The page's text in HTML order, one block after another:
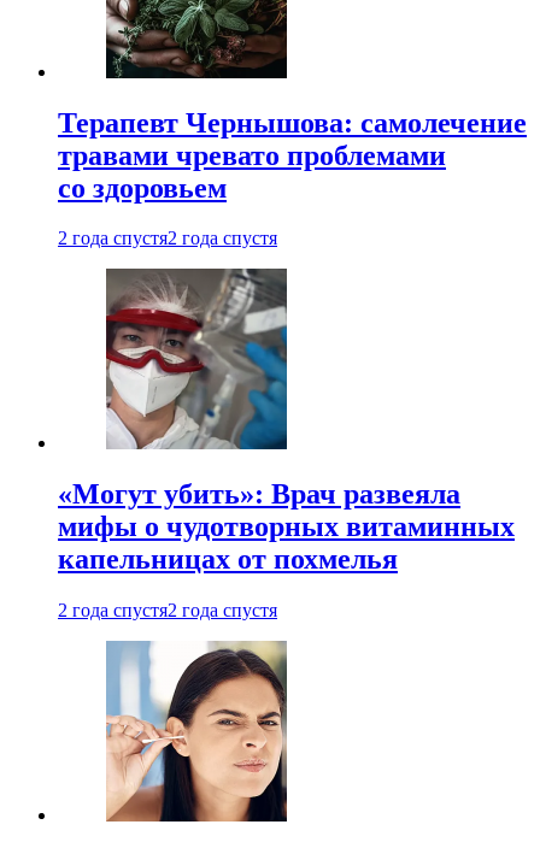
Терапевт Чернышова: самолечение
травами чревато проблемами
со здоровьем
2 года спустя2 года спустя
«Могут убить»: Врач развеяла
мифы о чудотворных витаминных
капельницах от похмелья
2 года спустя2 года спустя